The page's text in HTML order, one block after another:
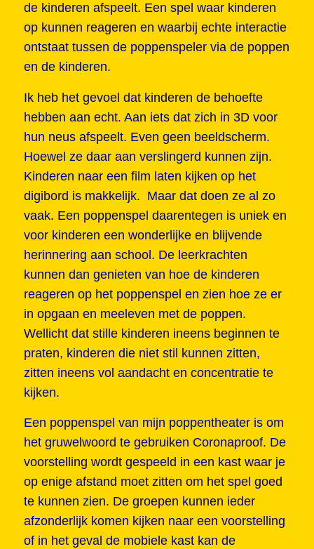
de kinderen afspeelt. Een spel waar kinderen
op kunnen reageren en waarbij echte interactie
ontstaat tussen de poppenspeler via de poppen
en de kinderen.
Ik heb het gevoel dat kinderen de behoefte
hebben aan echt. Aan iets dat zich in 3D voor
hun neus afspeelt. Even geen beeldscherm.
Hoewel ze daar aan verslingerd kunnen zijn.
Kinderen naar een film laten kijken op het
digibord is makkelijk. Maar dat doen ze al zo
vaak. Een poppenspel daarentegen is uniek en
voor kinderen een wonderlijke en blijvende
herinnering aan school. De leerkrachten
kunnen dan genieten van hoe de kinderen
reageren op het poppenspel en zien hoe ze er
in opgaan en meeleven met de poppen.
Wellicht dat stille kinderen ineens beginnen te
praten, kinderen die niet stil kunnen zitten,
zitten ineens vol aandacht en concentratie te
kijken.
Een poppenspel van mijn poppentheater is om
het gruwelwoord te gebruiken Coronaproof. De
voorstelling wordt gespeeld in een kast waar je
op enige afstand moet zitten om het spel goed
te kunnen zien. De groepen kunnen ieder
afzonderlijk komen kijken naar een voorstelling
of in het geval de mobiele kast kan de